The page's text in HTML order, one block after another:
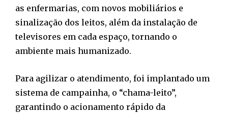
as enfermarias, com novos mobiliários e
sinalização dos leitos, além da instalação de
televisores em cada espaço, tornando o
ambiente mais humanizado.
Para agilizar o atendimento, foi implantado um
sistema de campainha, o “chama-leito”,
garantindo o acionamento rápido da